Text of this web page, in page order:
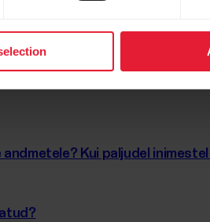
Kui paljudel